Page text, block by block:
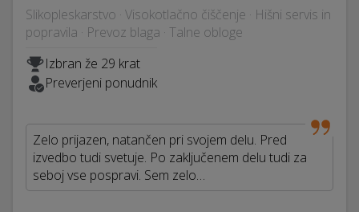
Slikopleskarstvo · Visokotlačno čiščenje · Hišni servis in
popravila · Prevoz blaga · Talne obloge
Izbran že 29 krat
Preverjeni ponudnik
Zelo prijazen, natančen pri svojem delu. Pred
izvedbo tudi svetuje. Po zaključenem delu tudi za
seboj vse pospravi. Sem zelo…